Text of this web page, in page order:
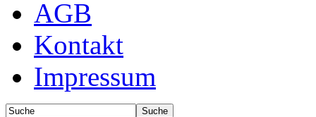
AGB
Kontakt
Impressum